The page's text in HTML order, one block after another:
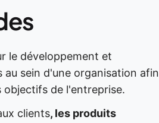
le développement et
sein d'une organisation afin
objectifs de l'entreprise.
clients, les produits